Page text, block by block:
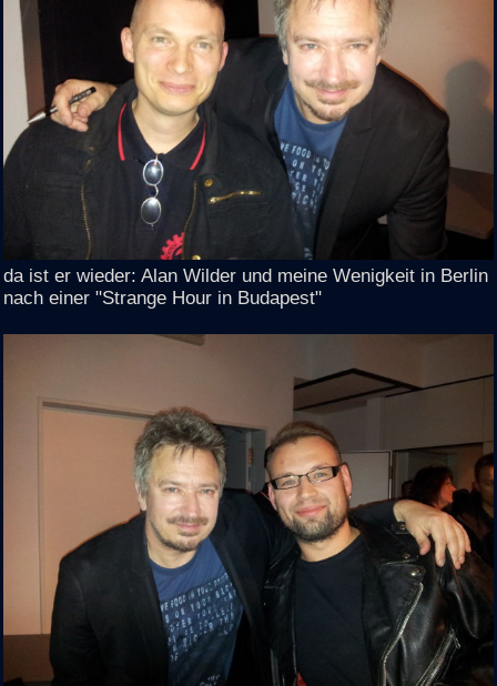
da ist er wieder: Alan Wilder und meine Wenigkeit in Berlin
nach einer "Strange Hour in Budapest"